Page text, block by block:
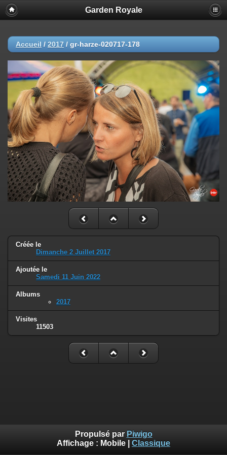
Garden Royale
Accueil / 2017 / gr-harze-020717-178
Créée le
Dimanche 2 Juillet 2017
Ajoutée le
Samedi 11 Juin 2022
Albums
2017
Visites
11503
Propulsé par Piwigo
Affichage : Mobile Classique